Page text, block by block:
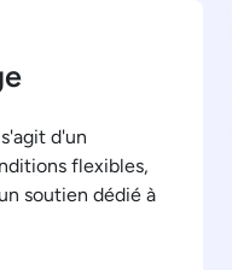
d'un
flexibles,
soutien dédié à